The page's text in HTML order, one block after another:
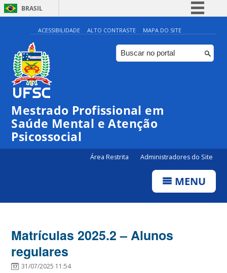
BRASIL
Simplifique!
Comunica BR
Participe
Canais
ACESSIBILIDADE ALTO CONTRASTE MAPA DO SITE
Mestrado Profissional em
Saúde Mental e Atenção
Psicossocial
Área Restrita Administradores do Site
MENU
Matrículas 2025.2 – Alunos
regulares
31/07/2025 11:54